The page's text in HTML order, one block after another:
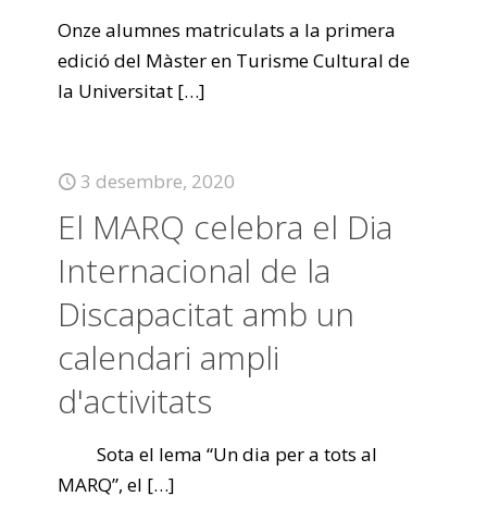
Onze alumnes matriculats a la primera
edició del Màster en Turisme Cultural de
la Universitat […]
3 desembre, 2020
El MARQ celebra el Dia
Internacional de la
Discapacitat amb un
calendari ampli
d'activitats
Sota el lema “Un dia per a tots al
MARQ”, el […]